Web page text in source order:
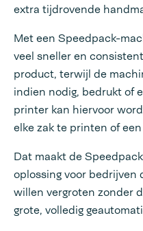
extra tijdrovende
Met een Speedpack-
veel sneller en
product, terwijl de
indien nodig, bedrukt of
printer kan hiervoor
elke zak te printen of
Dat maakt de
oplossing voor
willen vergroten zonder
grote, volledig